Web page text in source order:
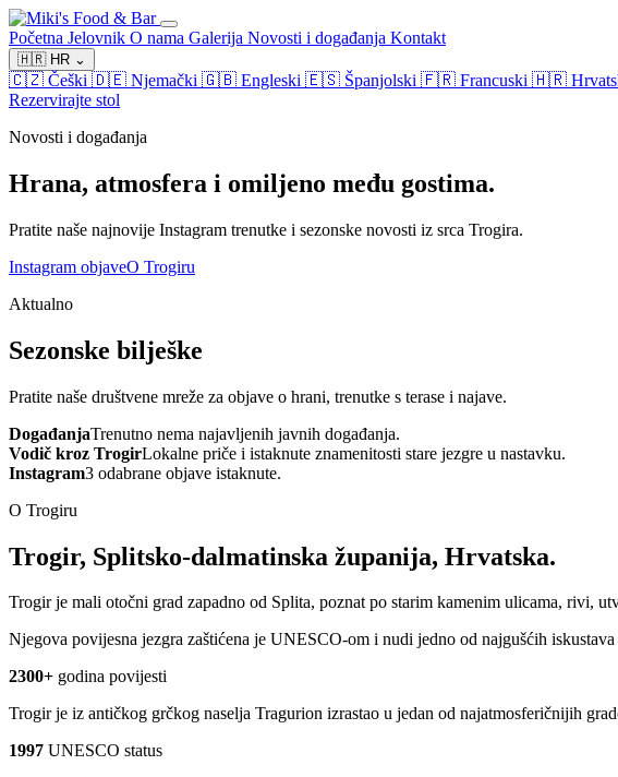
Početna Jelovnik O nama Galerija Novosti i događanja Kontakt
🇭🇷 HR ⌄
🇨🇿 Češki 🇩🇪 Njemački 🇬🇧 Engleski 🇪🇸 Španjolski 🇫🇷 Francuski 🇭🇷
Rezervirajte stol
Novosti i događanja
Hrana, atmosfera i omiljeno među gostima.
Pratite naše najnovije Instagram trenutke i sezonske novosti iz srca Trogira.
Instagram objaveO Trogiru
Aktualno
Sezonske bilješke
Pratite naše društvene mreže za objave o hrani, trenutke s terase i najave.
DogađanjaTrenutno nema najavljenih javnih događanja.
Vodič kroz TrogirLokalne priče i istaknute znamenitosti stare jezgre u nastavku.
Instagram3 odabrane objave istaknute.
O Trogiru
Trogir, Splitsko-dalmatinska županija, Hrvatska.
Trogir je mali otočni grad zapadno od Splita, poznat po starim kamenim ulicama, rivi,
Njegova povijesna jezgra zaštićena je UNESCO-om i nudi jedno od najgušćih
2300+ godina povijesti
Trogir je iz antičkog grčkog naselja Tragurion izrastao u jedan od najatmosferičnijih
1997 UNESCO status